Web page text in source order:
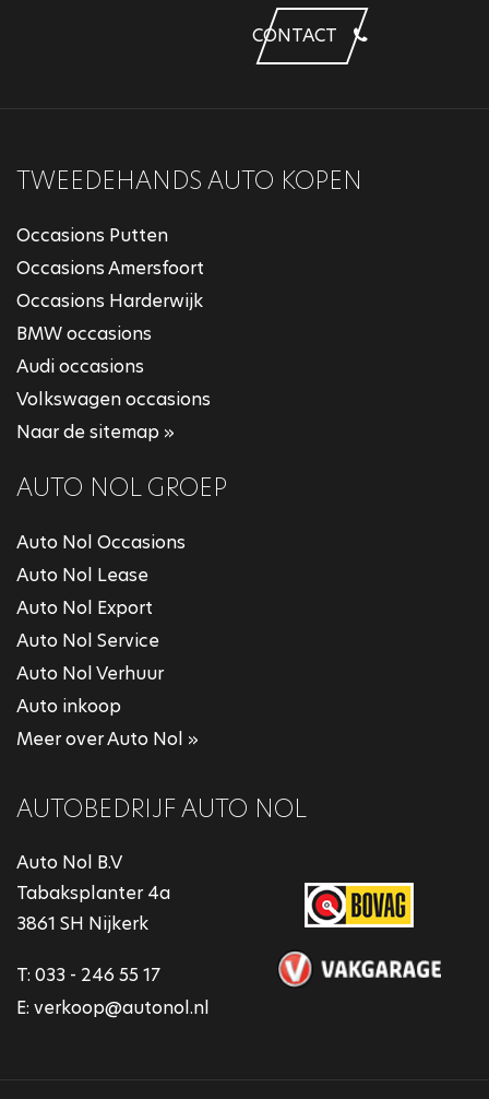
CONTACT
TWEEDEHANDS AUTO KOPEN
Occasions Putten
Occasions Amersfoort
Occasions Harderwijk
BMW occasions
Audi occasions
Volkswagen occasions
Naar de sitemap »
AUTO NOL GROEP
Auto Nol Occasions
Auto Nol Lease
Auto Nol Export
Auto Nol Service
Auto Nol Verhuur
Auto inkoop
Meer over Auto Nol »
AUTOBEDRIJF AUTO NOL
Auto Nol B.V
Tabaksplanter 4a
3861 SH Nijkerk
T: 033 - 246 55 17
E: verkoop@autonol.nl